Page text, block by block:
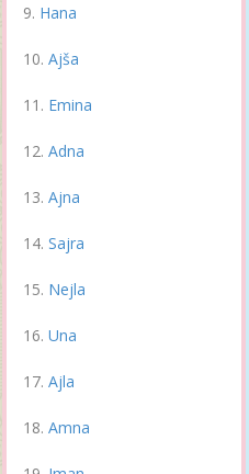
Hana
Ajša
Emina
Adna
Ajna
Sajra
Nejla
Una
Ajla
Amna